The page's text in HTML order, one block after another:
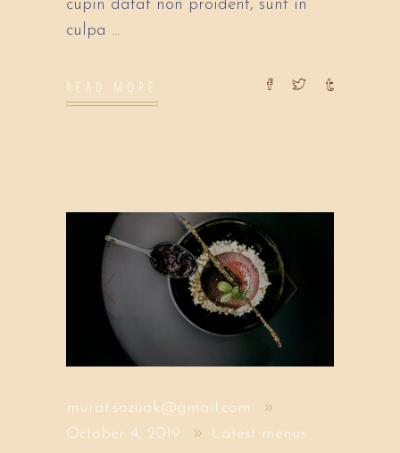
cupin datat non proident, sunt in
culpa
READ MORE
murat.sozuak@gmail.com
October 4, 2019
Latest menus